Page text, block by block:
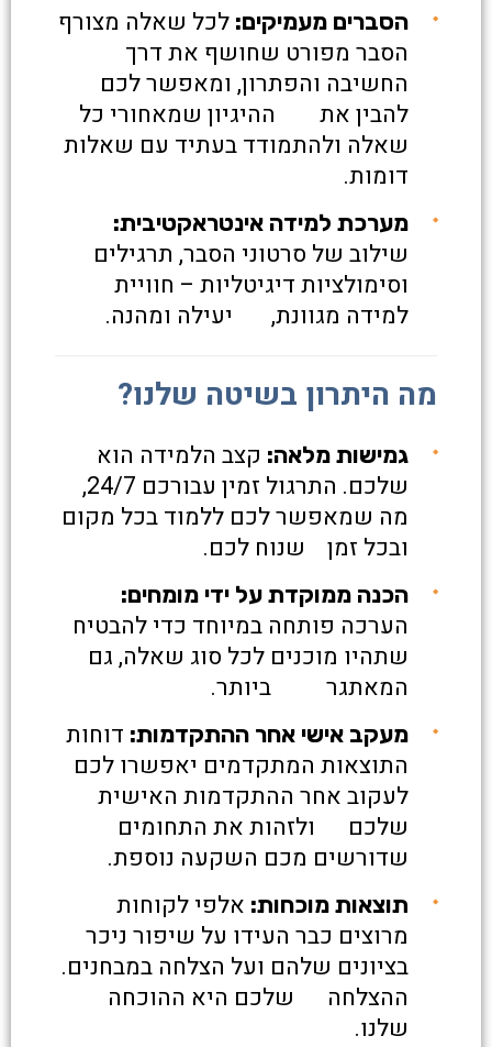
הסברים מעמיקים: לכל שאלה מצורף
הסבר מפורט שחושף את דרך
החשיבה והפתרון, ומאפשר לכם
להבין את ההיגיון שמאחורי כל
שאלה ולהתמודד בעתיד עם שאלות
דומות.
מערכת למידה אינטראקטיבית:
שילוב של סרטוני הסבר, תרגילים
וסימולציות דיגיטליות – חוויית
למידה מגוונת, יעילה ומהנה.
מה היתרון בשיטה שלנו?
גמישות מלאה: קצב הלמידה הוא
שלכם. התרגול זמין עבורכם 24/7,
מה שמאפשר לכם ללמוד בכל מקום
ובכל זמן שנוח לכם.
הכנה ממוקדת על ידי מומחים:
הערכה פותחה במיוחד כדי להבטיח
שתהיו מוכנים לכל סוג שאלה, גם
המאתגר ביותר.
מעקב אישי אחר ההתקדמות: דוחות
התוצאות המתקדמים יאפשרו לכם
לעקוב אחר ההתקדמות האישית
שלכם ולזהות את התחומים
שדורשים מכם השקעה נוספת.
תוצאות מוכחות: אלפי לקוחות
מרוצים כבר העידו על שיפור ניכר
בציונים שלהם ועל הצלחה במבחנים.
ההצלחה שלכם היא ההוכחה
שלנו.